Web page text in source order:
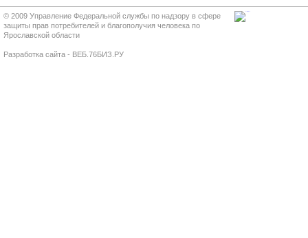
© 2009 Управление Федеральной службы по надзору в сфере
защиты прав потребителей и благополучия человека по
Ярославской области
Разработка сайта - ВЕБ.76БИЗ.РУ